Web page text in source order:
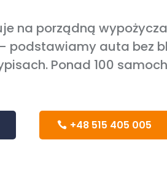
na porządną
podstawiamy auta bez
Ponad 100
+48 515 405 005